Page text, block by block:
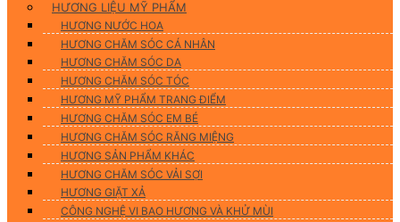
HƯƠNG LIỆU MỸ PHẨM
HƯƠNG NƯỚC HOA
HƯƠNG CHĂM SÓC CÁ NHÂN
HƯƠNG CHĂM SÓC DA
HƯƠNG CHĂM SÓC TÓC
HƯƠNG MỸ PHẨM TRANG ĐIỂM
HƯƠNG CHĂM SÓC EM BÉ
HƯƠNG CHĂM SÓC RĂNG MIỆNG
HƯƠNG SẢN PHẨM KHÁC
HƯƠNG CHĂM SÓC VẢI SỢI
HƯƠNG GIẶT XẢ
CÔNG NGHỆ VI BAO HƯƠNG VÀ KHỬ MÙI